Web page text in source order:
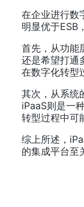
在企业进行数
明显优于ESB
首先，从功能
还是希望打通
在数字化转型
其次，从系统
iPaaS则是一
转型过程中可
综上所述，